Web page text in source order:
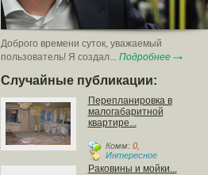
Доброго времени суток, уважаемый
пользователь! Я создал... Подробнее
Случайные публикации:
Перепланировка в
малогабаритной
квартире...
Комм: 0,
Интересное
Раковины и мойки...